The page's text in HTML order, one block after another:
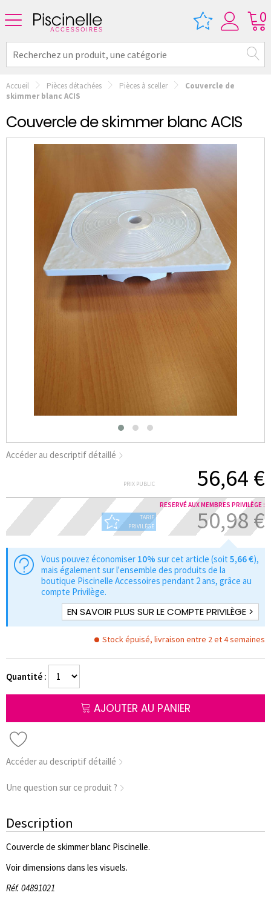
0
Accueil Pièces détachées Pièces à sceller
Couvercle de
skimmer blanc ACIS
Couvercle de skimmer blanc ACIS
Accéder au descriptif détaillé
PRIX PUBLIC 56,64 €
RESERVÉ AUX MEMBRES PRIVILÈGE :
TARIF
PRIVILÈGE
50,98 €
Vous pouvez économiser 10% sur cet article (soit 5,66 €),
mais également sur l'ensemble des produits de la
boutique Piscinelle Accessoires pendant 2 ans, grâce au
compte Privilège.
EN SAVOIR PLUS SUR LE COMPTE PRIVILÈGE >
Stock épuisé, livraison entre 2 et 4 semaines
Quantité :
AJOUTER AU PANIER
Accéder au descriptif détaillé
Une question sur ce produit ?
Description
Couvercle de skimmer blanc Piscinelle.
Voir dimensions dans les visuels.
Réf. 04891021